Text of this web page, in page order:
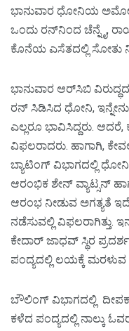
ಭಾನುವಾರ ಧೋನಿಯ
ಒಂದು ರನ್‌ನಿಂದ ಚೆನ್ನೈ,
ಕೊನೆಯ ಎಸೆತದಲ್ಲಿ ಸೋತು
ಭಾನುವಾರ ಆರ್‌ಸಿಬಿ
ರನ್‌ ಸಿಡಿಸಿದ ಧೋನಿ, ಇನ್ನೇನು
ಎಲ್ಲರೂ ಭಾವಿಸಿದ್ದರು.
ವಿಫಲರಾದರು. ಹಾಗಾಗಿ,
ಬ್ಯಾಟಿಂಗ್‌ ವಿಭಾಗದಲ್ಲಿ ಧೋನಿ
ಆರಂಭಿಕ ಶೇನ್ ವ್ಯಾಟ್ಸನ್
ಆರಂಭ ನೀಡುವ ಅಗತ್ಯತೆ
ನಡೆಸುವಲ್ಲಿ ವಿಫಲರಾಗಿತ್ತು.
ಕೇದಾರ್‌ ಜಾಧವ್‌ ಸ್ಥಿರ
ಪಂದ್ಯದಲ್ಲಿ ಲಯಕ್ಕೆ ಮರಳುವ
ಬೌಲಿಂಗ್‌ ವಿಭಾಗದಲ್ಲಿ ದೀಪಕ್‌
ಕಳೆದ ಪಂದ್ಯದಲ್ಲಿ ನಾಲ್ಕು